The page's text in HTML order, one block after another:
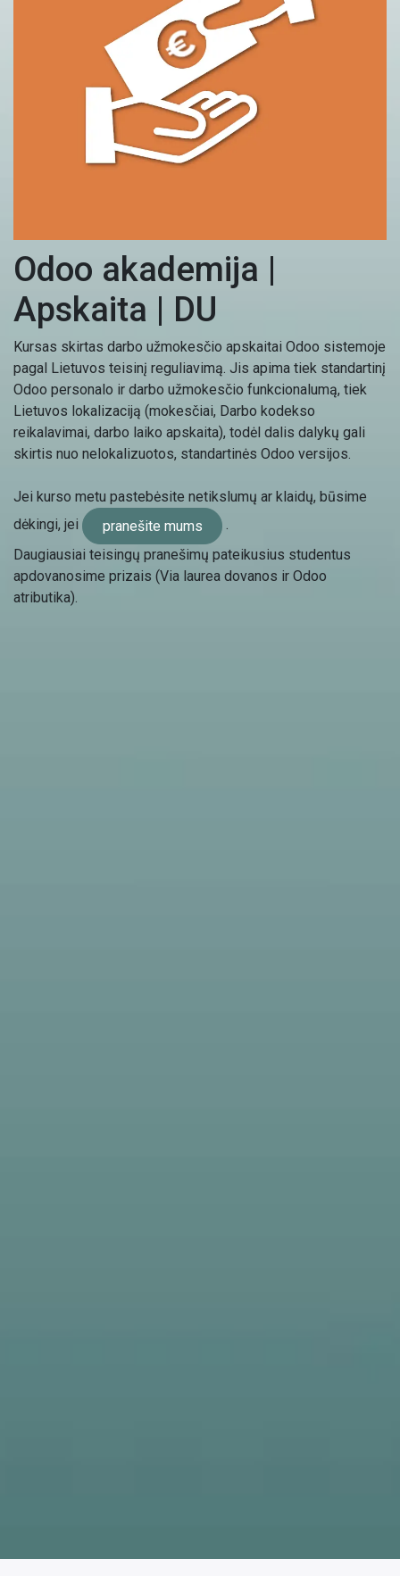
Odoo akademija |
Apskaita | DU
Kursas skirtas darbo užmokesčio apskaitai Odoo sistemoje
pagal Lietuvos teisinį reguliavimą. Jis apima tiek standartinį
Odoo personalo ir darbo užmokesčio funkcionalumą, tiek
Lietuvos lokalizaciją (mokesčiai, Darbo kodekso
reikalavimai, darbo laiko apskaita), todėl dalis dalykų gali
skirtis nuo nelokalizuotos, standartinės Odoo versijos.
Jei kurso metu pastebėsite netikslumų ar klaidų, būsime
dėkingi, jei
pranešite mums
.
Daugiausiai teisingų pranešimų pateikusius studentus
apdovanosime prizais (Via laurea dovanos ir Odoo
atributika).